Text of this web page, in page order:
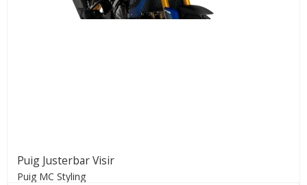
Puig Justerbar Visir
Puig MC Styling